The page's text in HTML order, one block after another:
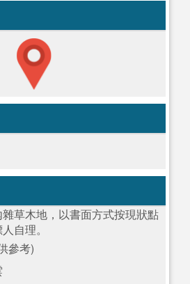
草木地，以書面方式按現狀點
自理。
參考)